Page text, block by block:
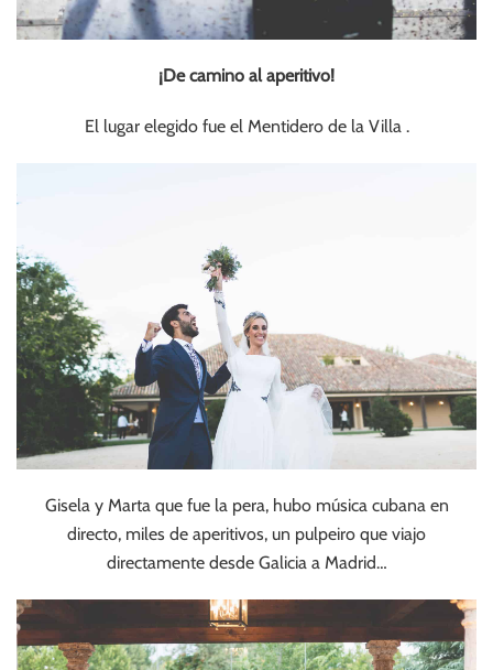
¡De camino al aperitivo!
El lugar elegido fue el Mentidero de la Villa .
Gisela y Marta que fue la pera, hubo música cubana en
directo, miles de aperitivos, un pulpeiro que viajo
directamente desde Galicia a Madrid…